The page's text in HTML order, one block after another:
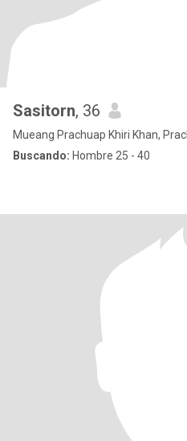
Sasitorn, 36
Mueang Prachuap Khiri Khan,
Buscando: Hombre 25 - 40